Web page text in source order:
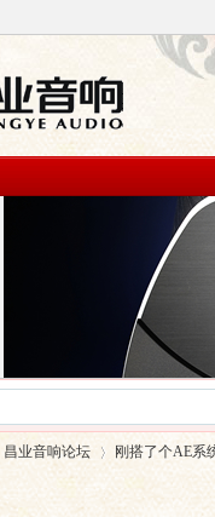
昌业音响论坛 刚搭了个AE系